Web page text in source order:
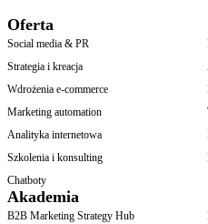
Oferta
Social media & PR
Strategia i kreacja
Wdrożenia e-commerce
Marketing automation
Analityka internetowa
Szkolenia i konsulting
Chatboty
Akademia
B2B Marketing Strategy Hub